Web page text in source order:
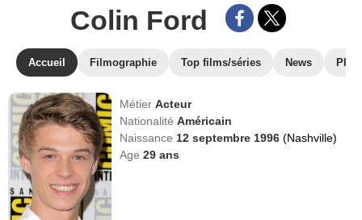
Colin Ford
Accueil Filmographie Top films/séries News
MétierActeur
NationalitéAméricain
Naissance 12 septembre 1996(Nashville)
Age29 ans